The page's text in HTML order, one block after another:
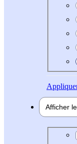
Afficher
Type